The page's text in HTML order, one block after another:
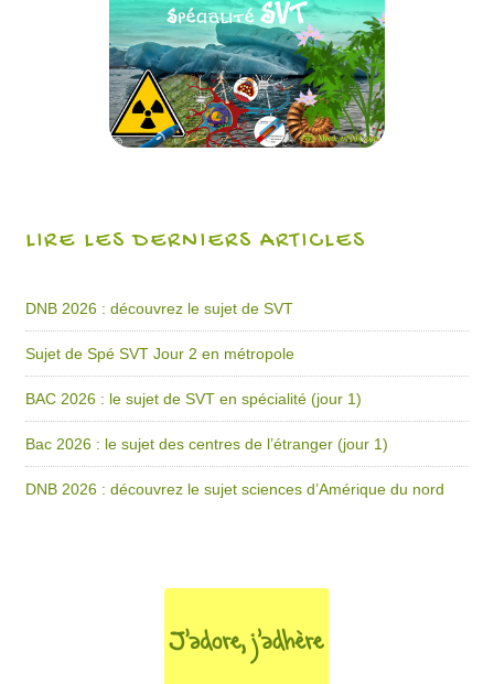
LIRE LES DERNIERS ARTICLES
DNB 2026 : découvrez le sujet de SVT
Sujet de Spé SVT Jour 2 en métropole
BAC 2026 : le sujet de SVT en spécialité (jour 1)
Bac 2026 : le sujet des centres de l’étranger (jour 1)
DNB 2026 : découvrez le sujet sciences d’Amérique du nord